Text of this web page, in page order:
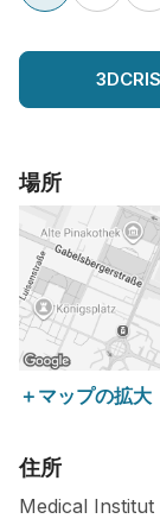
場所
＋マップの拡大
住所
Medical Institut